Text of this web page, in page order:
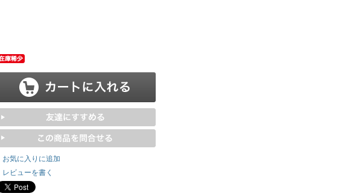
お気に入りに追加
レビューを書く